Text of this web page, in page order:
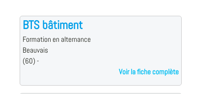
BTS bâtiment
Formation en alternance
Beauvais
(60) -
Voir la fiche complète